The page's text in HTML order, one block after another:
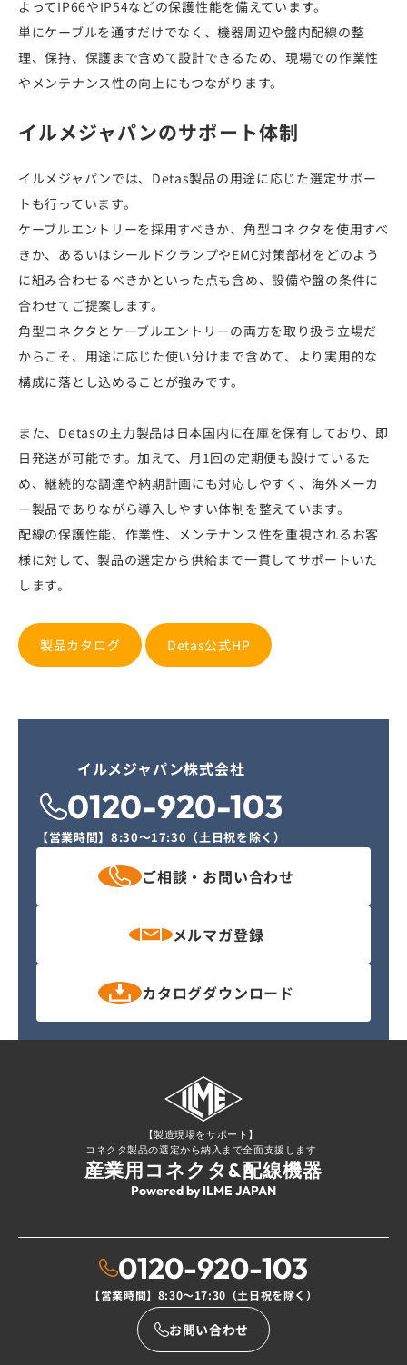
よってIP66やIP54などの保護性能を備えています。
単にケーブルを通すだけでなく、機器周辺や盤内配線の整
理、保持、保護まで含めて設計できるため、現場での作業性
やメンテナンス性の向上にもつながります。
イルメジャパンのサポート体制
イルメジャパンでは、Detas製品の用途に応じた選定サポー
トも行っています。
ケーブルエントリーを採用すべきか、角型コネクタを使用すべ
きか、あるいはシールドクランプやEMC対策部材をどのよう
に組み合わせるべきかといった点も含め、設備や盤の条件に
合わせてご提案します。
角型コネクタとケーブルエントリーの両方を取り扱う立場だ
からこそ、用途に応じた使い分けまで含めて、より実用的な
構成に落とし込めることが強みです。
また、Detasの主力製品は日本国内に在庫を保有しており、即
日発送が可能です。加えて、月1回の定期便も設けているた
め、継続的な調達や納期計画にも対応しやすく、海外メーカ
ー製品でありながら導入しやすい体制を整えています。
配線の保護性能、作業性、メンテナンス性を重視されるお客
様に対して、製品の選定から供給まで一貫してサポートいた
します。
製品カタログ Detas公式HP
イルメジャパン株式会社
0120-920-103
【営業時間】 8:30〜17:30（土日祝を除く）
ご相談・ お問い合わせ
メルマガ登録
カタログダウンロード
【製造現場をサポート】
コネクタ製品の選定から納入まで全面支援します
産業用コネクタ&配線機器
Powered by ILME JAPAN
0120-920-103
【営業時間】8:30〜17:30（土日祝を除く）
お問い合わせ